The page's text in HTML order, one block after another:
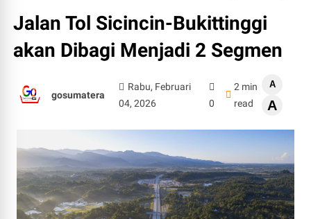
Jalan Tol Sicincin-Bukittinggi
akan Dibagi Menjadi 2 Segmen
gosumatera
Rabu, Februari
04, 2026
0
2 min
read
A
A